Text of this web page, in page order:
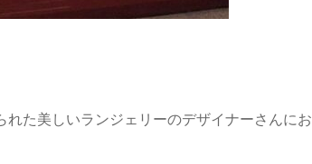
れた美しいランジェリーのデザイナーさんにお